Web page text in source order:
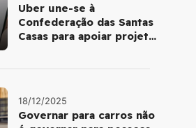
Uber une-se à
Confederação das Santas
Casas para apoiar projetos
18/12/2025
Governar para carros não